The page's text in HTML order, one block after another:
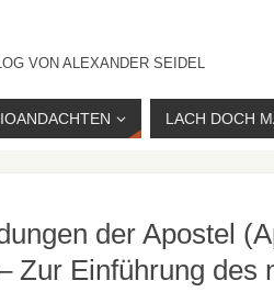
VON ALEXANDER SEIDEL
LACH DOCH
der Apostel
Zur Einführung des